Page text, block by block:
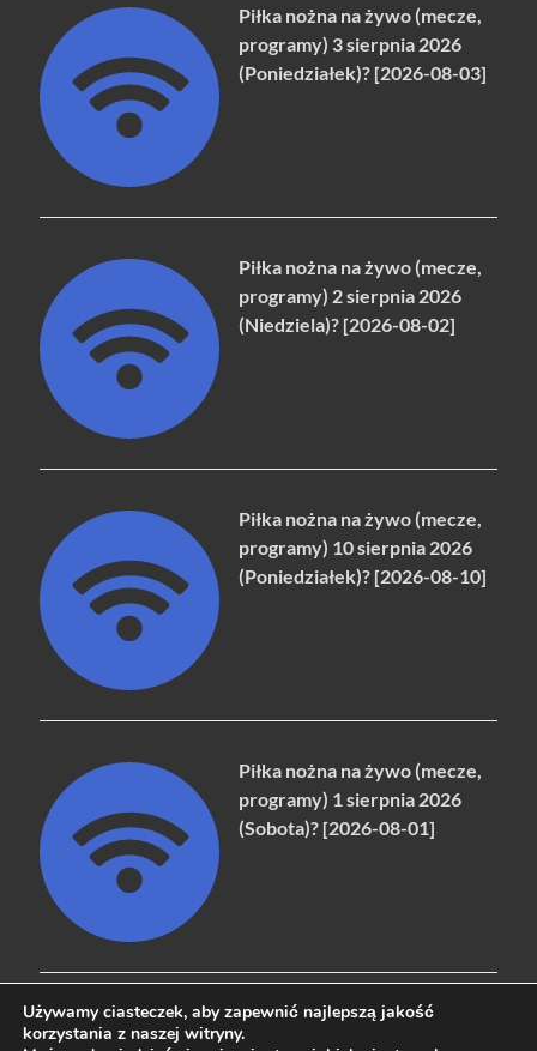
Piłka nożna na żywo (mecze,
programy) 3 sierpnia 2026
(Poniedziałek)? [2026-08-03]
Piłka nożna na żywo (mecze,
programy) 2 sierpnia 2026
(Niedziela)? [2026-08-02]
Piłka nożna na żywo (mecze,
programy) 10 sierpnia 2026
(Poniedziałek)? [2026-08-10]
Piłka nożna na żywo (mecze,
programy) 1 sierpnia 2026
(Sobota)? [2026-08-01]
Używamy ciasteczek, aby zapewnić najlepszą jakość
korzystania z naszej witryny.